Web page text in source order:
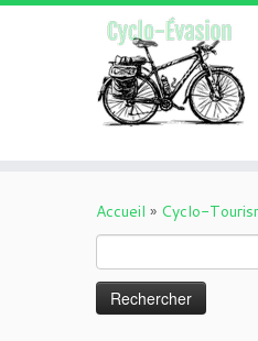
Accueil » Cyclo-